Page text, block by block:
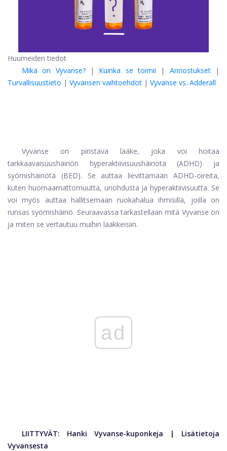
Huumeiden tiedot
Mikä on Vyvanse?| Kuinka se toimii | Annostukset|
Turvallisuustieto | Vyvansen vaihtoehdot | Vyvanse vs. Adderall
Vyvanse on piristävä lääke, joka voi hoitaa
tarkkaavaisuushäiriön hyperaktiivisuushäiriötä (ADHD) ja
syömishäiriötä (BED). Se auttaa lievittämään ADHD-oireita,
kuten huomaamattomuutta, unohdusta ja hyperaktiivisuutta. Se
voi myös auttaa hallitsemaan ruokahalua ihmisillä, joilla on
runsas syömishäiriö. Seuraavassa tarkastellaan mitä Vyvanse on
ja miten se vertautuu muihin lääkkeisiin.
ad
LIITTYVÄT: Hanki Vyvanse-kuponkeja |
Lisätietoja
Vyvansesta